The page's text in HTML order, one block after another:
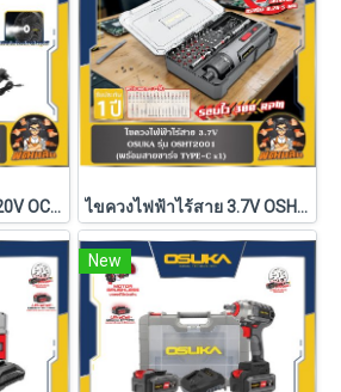
พัดลมพ่นไอน้ำไร้สาย 20V OCF763-M1 OSUKA (ครบชุด/ตัวเปล่า) ไขควงไฟฟ้าไร้สาย 3.7V OSHT2001 OSUKA
New